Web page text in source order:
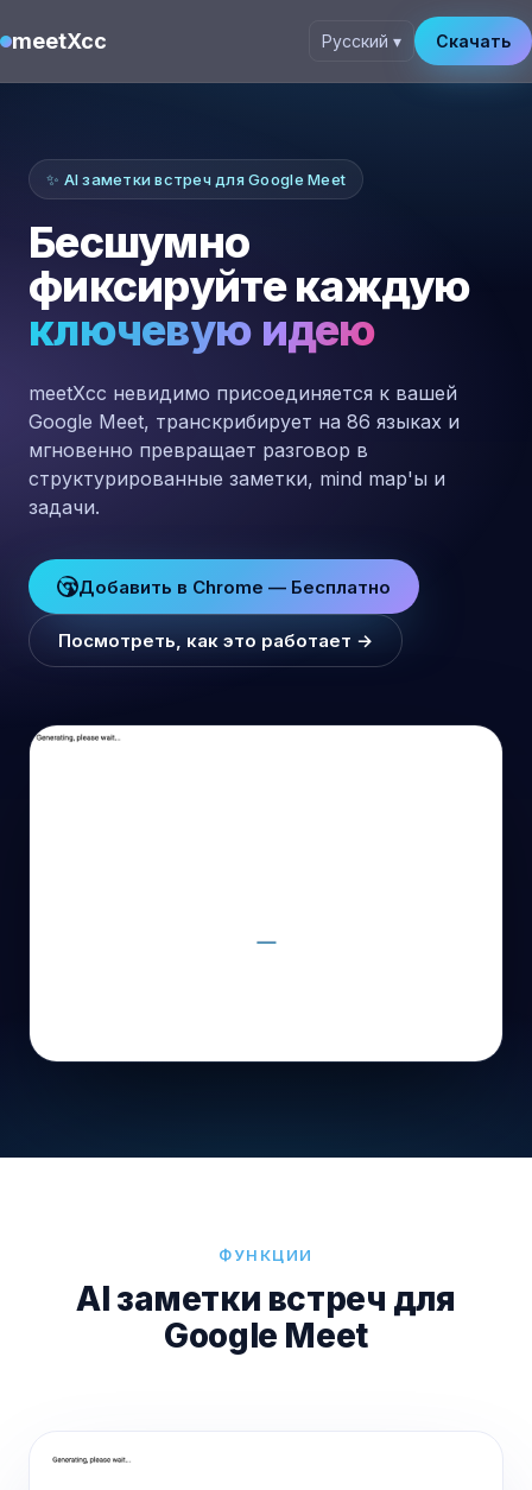
meetXcc Русский ▾ Скачать
✨ AI заметки встреч для Google Meet
Бесшумно
фиксируйте каждую
ключевую идею
meetXcc невидимо присоединяется к вашей
Google Meet, транскрибирует на 86 языках и
мгновенно превращает разговор в
структурированные заметки, mind map'ы и
задачи.
Добавить в Chrome — Бесплатно
Посмотреть, как это работает →
ФУНКЦИИ
AI заметки встреч для
Google Meet